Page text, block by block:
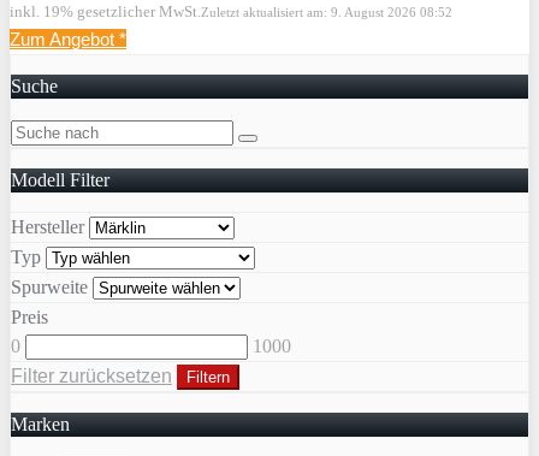
inkl. 19% gesetzlicher MwSt.Zuletzt aktualisiert am: 9. August 2026 08:52
Zum Angebot *
Suche
Modell Filter
Hersteller
Typ
Spurweite
Preis
0
1000
Filter zurücksetzen
Filtern
Marken